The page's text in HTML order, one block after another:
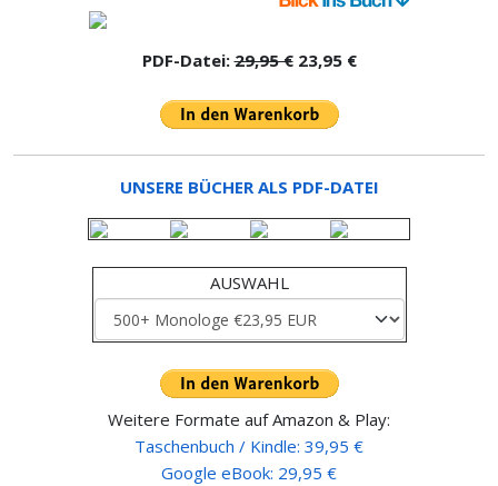
PDF-Datei:29,95 €23,95 €
UNSERE BÜCHER ALS PDF-DATEI
AUSWAHL
Weitere Formate auf Amazon & Play:
Taschenbuch / Kindle: 39,95 €
Google eBook: 29,95 €